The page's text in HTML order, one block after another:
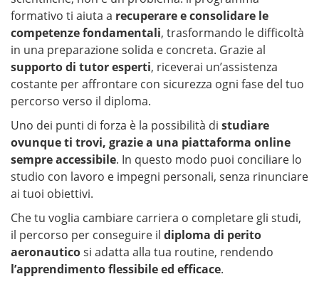
formativo ti aiuta a recuperare e consolidare le
competenze fondamentali, trasformando le difficoltà
in una preparazione solida e concreta. Grazie al
supporto di tutor esperti, riceverai un’assistenza
costante per affrontare con sicurezza ogni fase del tuo
percorso verso il diploma.
Uno dei punti di forza è la possibilità di studiare
ovunque ti trovi, grazie a una piattaforma online
sempre accessibile. In questo modo puoi conciliare lo
studio con lavoro e impegni personali, senza rinunciare
ai tuoi obiettivi.
Che tu voglia cambiare carriera o completare gli studi,
il percorso per conseguire il diploma di perito
aeronauticosi adatta alla tua routine, rendendo
l’apprendimento flessibile ed efficace.